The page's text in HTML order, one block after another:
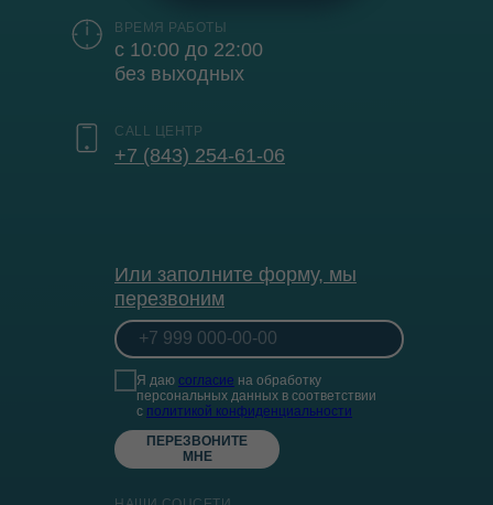
с 10:00 до 22:00
без выходных
Я даю согласие на обработку
персональных данных в соответствии
с политикой конфиденциальности
ПЕРЕЗВОНИТЕ
МНЕ
Или заполните форму, мы
перезвоним
+7 (843) 254-61-06
ВРЕМЯ РАБОТЫ
CALL ЦЕНТР